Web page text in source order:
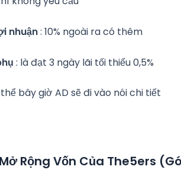
nhuận: 10% ngoài ra có thêm
: là đạt 3 ngày lãi tối thiểu 0,5%
bây giờ AD sẽ đi vào nói chi tiết
Rộng Vốn Của The5ers